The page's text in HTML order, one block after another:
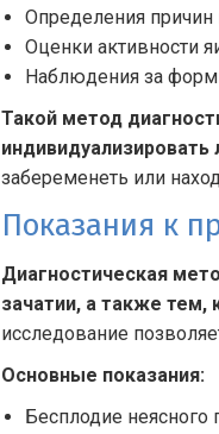
Определения причин
Оценки активности
Наблюдения за
Такой метод
индивидуализировать
забеременеть или
Показания к
Диагностическая
зачатии, а также тем,
исследование
Основные показания:
Бесплодие неясного